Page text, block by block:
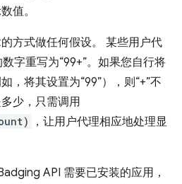
值。
方式做任何假设。 某些用户代
字重写为“99+”。如果您自行将
，将其设置为“99”），则“+”不
少，只需调用
，让用户代理相应地处理显
API 需要已安装的应用，